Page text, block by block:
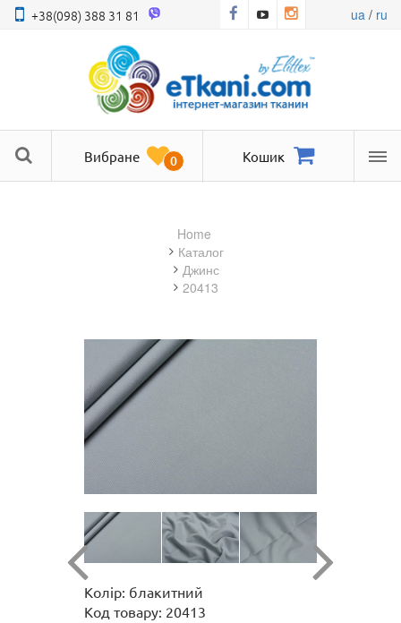
+38(098) 388 31 81 ua/ ru
Вибране 0 Кошик
Home
Каталог
джинс
20413
Колір: блакитний
Код товару: 20413